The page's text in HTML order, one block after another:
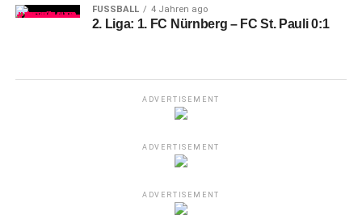
FUSSBALL 4 Jahren ago
2. Liga: 1. FC Nürnberg – FC St. Pauli 0:1
ADVERTISEMENT
ADVERTISEMENT
ADVERTISEMENT